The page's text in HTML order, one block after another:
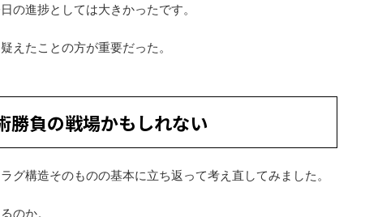
の進捗としては大きかったです。
えたことの方が重要だった。
勝負の戦場かもしれない
グ構造そのものの基本に立ち返って考え直してみました。
のか。